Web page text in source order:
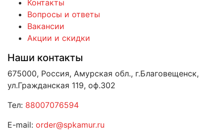
Контакты
Вопросы и ответы
Вакансии
Акции и скидки
Наши контакты
675000, Россия, Амурская обл., г.Благовещенск,
ул.Гражданская 119, оф.302
Тел: 88007076594
E-mail: order@spkamur.ru